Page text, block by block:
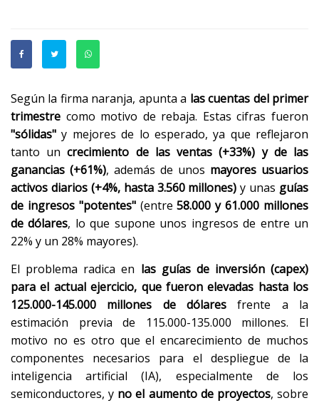
Según la firma naranja, apunta a las cuentas del primer
trimestre como motivo de rebaja. Estas cifras fueron
"sólidas" y mejores de lo esperado, ya que reflejaron
tanto uncrecimiento de las ventas (+33%) y de las
ganancias (+61%), además de unos mayores usuarios
activos diarios (+4%, hasta 3.560 millones) y unas guías
de ingresos "potentes"(entre 58.000 y 61.000 millones
de dólares, lo que supone unos ingresos de entre un
22% y un 28% mayores).
El problema radica en las guías de inversión (capex)
para el actual ejercicio, que fueron elevadas hasta los
125.000-145.000 millones de dólares frente a la
estimación previa de 115.000-135.000 millones. El
motivo no es otro que el encarecimiento de muchos
componentes necesarios para el despliegue de la
inteligencia artificial (IA), especialmente de los
semiconductores, y no el aumento de proyectos, sobre